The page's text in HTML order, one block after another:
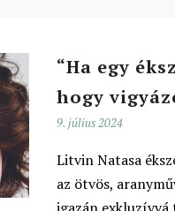
“Ha egy
hogy
9. július 2024
Litvin Natasa
az ötvös,